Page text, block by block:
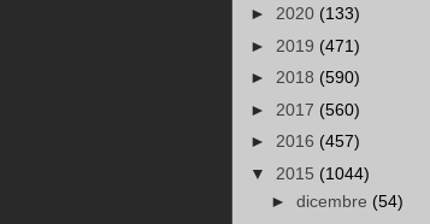
► 2020 (133)
► 2019 (471)
► 2018 (590)
► 2017 (560)
► 2016 (457)
▼ 2015 (1044)
► dicembre (54)